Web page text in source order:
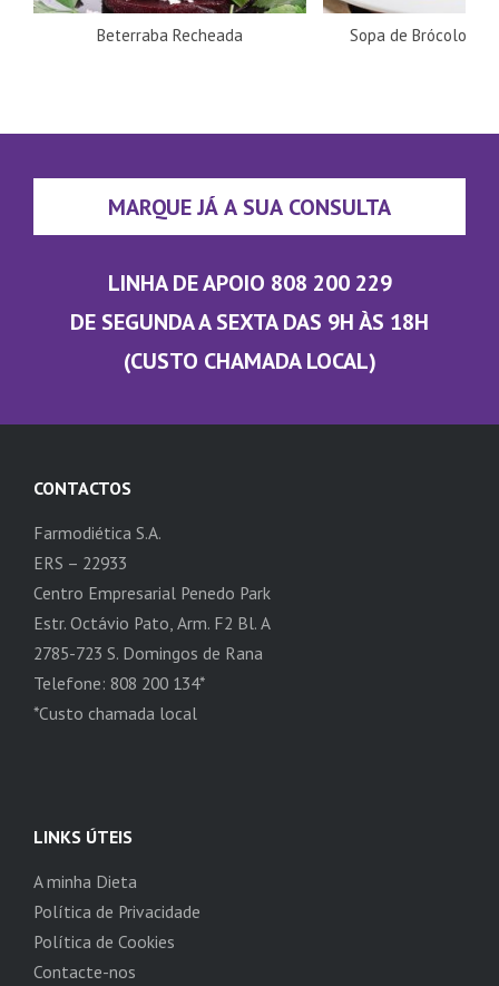
Beterraba Recheada Sopa de Brócolos e
MARQUE JÁ A SUA CONSULTA
LINHA DE APOIO 808 200 229
DE SEGUNDA A SEXTA DAS 9H ÀS 18H
(CUSTO CHAMADA LOCAL)
CONTACTOS
Farmodiética S.A.
ERS – 22933
Centro Empresarial Penedo Park
Estr. Octávio Pato, Arm. F2 Bl. A
2785-723 S. Domingos de Rana
Telefone: 808 200 134*
*Custo chamada local
LINKS ÚTEIS
A minha Dieta
Política de Privacidade
Política de Cookies
Contacte-nos